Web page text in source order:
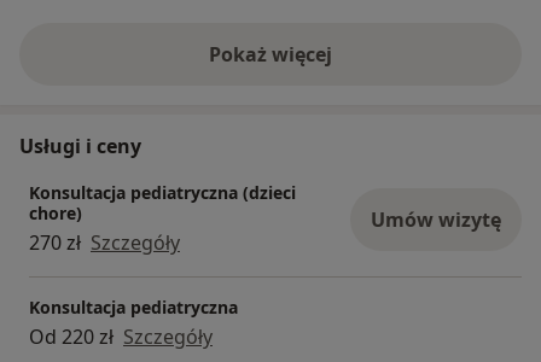
Pokaż więcejo doświadczeniu
Usługi i ceny
Konsultacja pediatryczna (dzieci
chore)
270 zł Szczegóły
Umów wizytę
Konsultacja pediatryczna
Od 220 zł Szczegóły